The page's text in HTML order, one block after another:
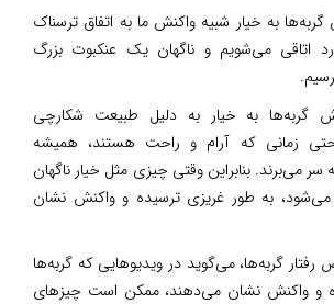
به خیار شبیه واکنش ما به اتفاق ترسناک
اتاقی می‌شویم و ناگهان یک عنکبوت بزرگ
گربه‌ها به خیار به دلیل طبیعت شکارچی
زمانی که آرام و راحت هستند، همیشه
می‌برند. بنابراین وقتی چیزی مثل خیار ناگهان
به طور غریزی ترسیده و واکنش نشان
گربه‌ها، می‌گوید در ویدیوهایی که گربه‌ها
و واکنش نشان می‌دهند، ممکن است چیزهای